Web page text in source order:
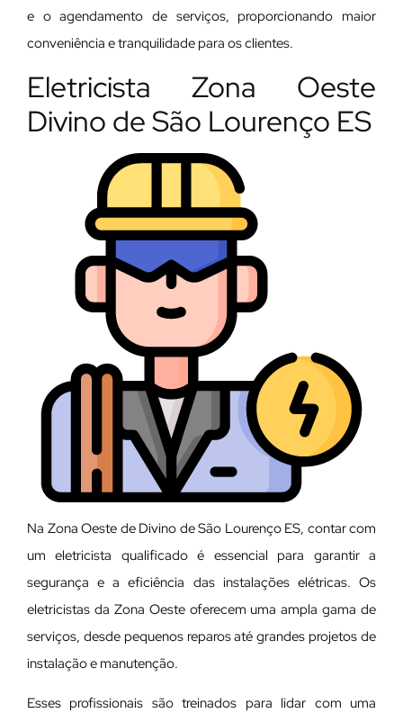
e o agendamento de serviços, proporcionando maior
conveniência e tranquilidade para os clientes.
Eletricista Zona Oeste
Divino de São Lourenço ES
Na Zona Oeste de Divino de São Lourenço ES, contar com
um eletricista qualificado é essencial para garantir a
segurança e a eficiência das instalações elétricas. Os
eletricistas da Zona Oeste oferecem uma ampla gama de
serviços, desde pequenos reparos até grandes projetos de
instalação e manutenção.
Esses profissionais são treinados para lidar com uma